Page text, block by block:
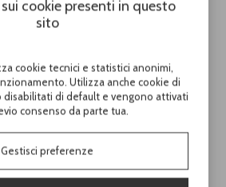
15,00
pezzi
di questo prodotto
cookie presenti in questo
sito
cookie tecnici e statistici anonimi,
Utilizza anche cookie di
disabilitati di default e vengono attivati
consenso da parte tua.
Gestisci preferenze